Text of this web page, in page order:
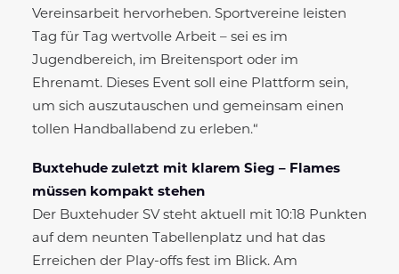
Vereinsarbeit hervorheben. Sportvereine leisten
Tag für Tag wertvolle Arbeit – sei es im
Jugendbereich, im Breitensport oder im
Ehrenamt. Dieses Event soll eine Plattform sein,
um sich auszutauschen und gemeinsam einen
tollen Handballabend zu erleben.“
Buxtehude zuletzt mit klarem Sieg – Flames
müssen kompakt stehen
Der Buxtehuder SV steht aktuell mit 10:18 Punkten
auf dem neunten Tabellenplatz und hat das
Erreichen der Play-offs fest im Blick. Am